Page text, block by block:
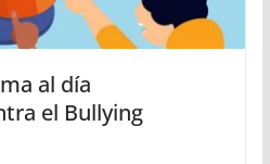
al día
el Bullying